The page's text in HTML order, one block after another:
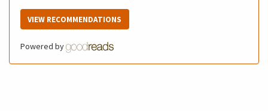
VIEW RECOMMENDATIONS
Powered by